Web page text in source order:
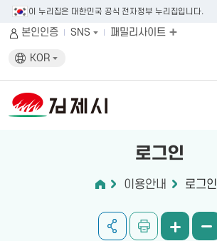
이 누리집은 대한민국 공식 전자정부 누리집입니다.
본인인증 SNS 패밀리사이트
KOR
로그인
이용안내 로그인